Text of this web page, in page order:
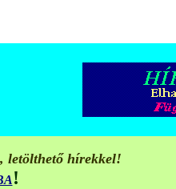
letölthető hírekkel!
!